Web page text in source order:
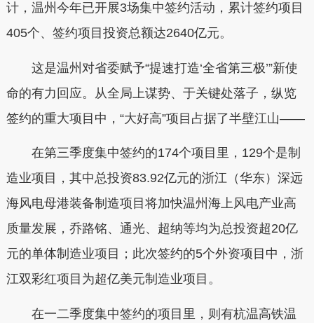
计，温州今年已开展3场集中签约活动，累计签约项目
405个、签约项目投资总额达2640亿元。
这是温州对省委赋予“提速打造‘全省第三极’”新使
命的有力回应。从全局上谋势、于关键处落子，纵览
签约的重大项目中，“大好高”项目占据了半壁江山——
在第三季度集中签约的174个项目里，129个是制
造业项目，其中总投资83.92亿元的浙江（华东）深远
海风电母港装备制造项目将加快温州海上风电产业高
质量发展，乔路铭、通光、超纳等均为总投资超20亿
元的单体制造业项目；此次签约的5个外资项目中，浙
江双彩红项目为超亿美元制造业项目。
在一二季度集中签约的项目里，则有杭温高铁温